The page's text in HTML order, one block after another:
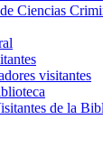
Ciencias
visitantes
de la